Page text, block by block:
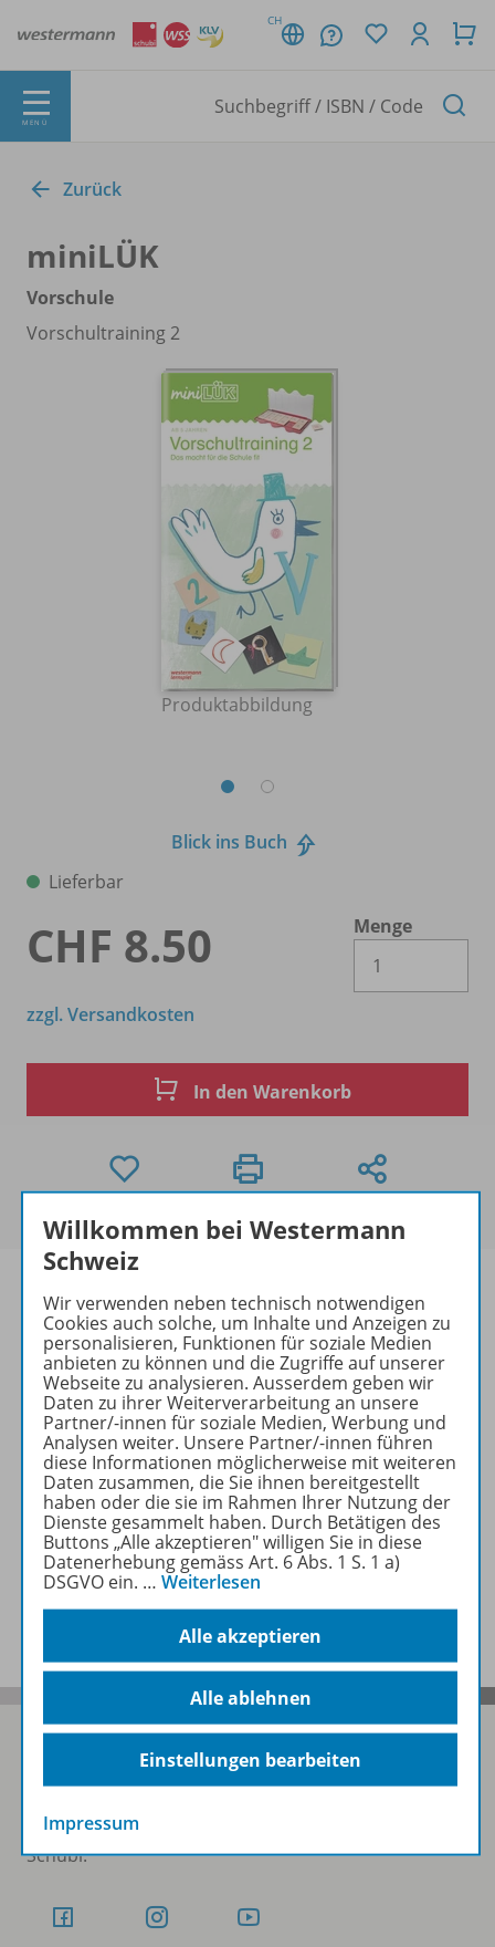
CH
MENÜ
Zurück
miniLÜK
Vorschule
Vorschultraining 2
Produktabbildung
Blick ins Buch
Lieferbar
CHF 8.50
Menge
zzgl. Versandkosten
In den Warenkorb
Produktinformationen
Beschreibung
Zugehörige Produkte
Benachrichtigungs-Service
Schubi:
Willkommen bei Westermann
Schweiz
Wir verwenden neben technisch notwendigen
Cookies auch solche, um Inhalte und Anzeigen zu
personalisieren, Funktionen für soziale Medien
anbieten zu können und die Zugriffe auf unserer
Webseite zu analysieren. Ausserdem geben wir
Daten zu ihrer Weiterverarbeitung an unsere
Partner/-innen für soziale Medien, Werbung und
Analysen weiter. Unsere Partner/-innen führen
diese Informationen möglicherweise mit weiteren
Daten zusammen, die Sie ihnen bereitgestellt
haben oder die sie im Rahmen Ihrer Nutzung der
Dienste gesammelt haben. Durch Betätigen des
Buttons „Alle akzeptieren" willigen Sie in diese
Datenerhebung gemäss Art. 6 Abs. 1 S. 1 a)
DSGVO ein. … Weiterlesen
Alle akzeptieren
Alle ablehnen
Einstellungen bearbeiten
Impressum